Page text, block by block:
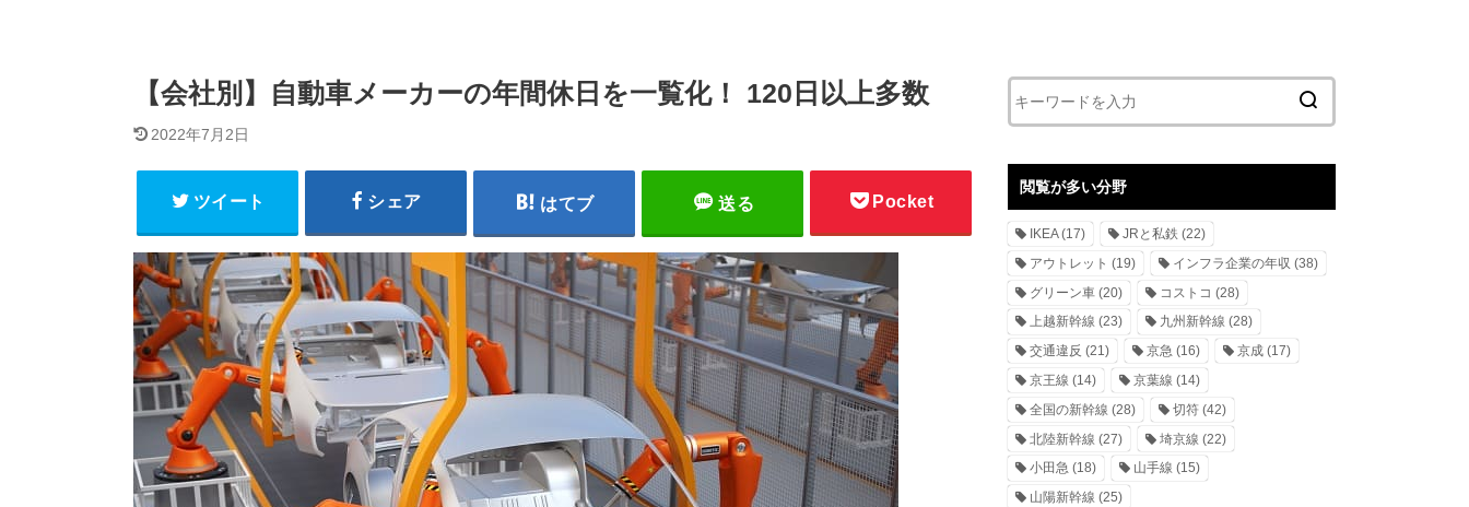
【会社別】自動車メーカーの年間休日を一覧化！ 120日以上多数
2022年7月2日
ツイート シェア はてブ 送る Pocket
閲覧が多い分野
IKEA(17) JRと私鉄 (22)
アウトレット (19) インフラ企業の年収 (38)
グリーン車 (20) コストコ (28)
上越新幹線 (23) 九州新幹線 (28)
交通違反 (21) 京急 (16) 京成(17)
京王線 (14) 京葉線 (14)
全国の新幹線 (28) 切符(42)
北陸新幹線 (27) 埼京線 (22)
小田急 (18) 山手線 (15)
山陽新幹線 (25)